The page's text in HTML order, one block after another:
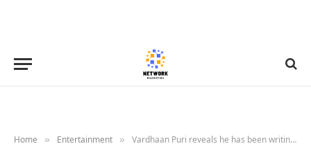
Home » Entertainment » Vardhaan Puri reveals he has been writing down his mother’s advice since 2008: “If I can become even 1% of…”